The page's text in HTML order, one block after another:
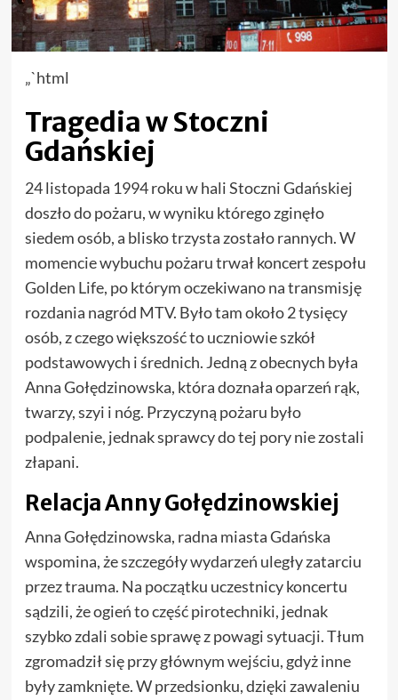
„`html
Tragedia w Stoczni
Gdańskiej
24 listopada 1994 roku w hali Stoczni Gdańskiej
doszło do pożaru, w wyniku którego zginęło
siedem osób, a blisko trzysta zostało rannych. W
momencie wybuchu pożaru trwał koncert zespołu
Golden Life, po którym oczekiwano na transmisję
rozdania nagród MTV. Było tam około 2 tysięcy
osób, z czego większość to uczniowie szkół
podstawowych i średnich. Jedną z obecnych była
Anna Gołędzinowska, która doznała oparzeń rąk,
twarzy, szyi i nóg. Przyczyną pożaru było
podpalenie, jednak sprawcy do tej pory nie zostali
złapani.
Relacja Anny Gołędzinowskiej
Anna Gołędzinowska, radna miasta Gdańska
wspomina, że szczegóły wydarzeń uległy zatarciu
przez trauma. Na początku uczestnicy koncertu
sądzili, że ogień to część pirotechniki, jednak
szybko zdali sobie sprawę z powagi sytuacji. Tłum
zgromadził się przy głównym wejściu, gdyż inne
były zamknięte. W przedsionku, dzięki zawaleniu